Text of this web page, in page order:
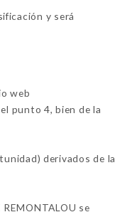
y será
web
punto 4, bien de la
derivados de la
se